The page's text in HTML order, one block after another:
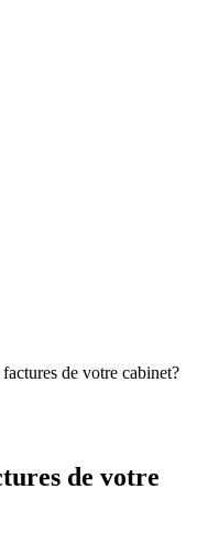
de votre cabinet?
de votre